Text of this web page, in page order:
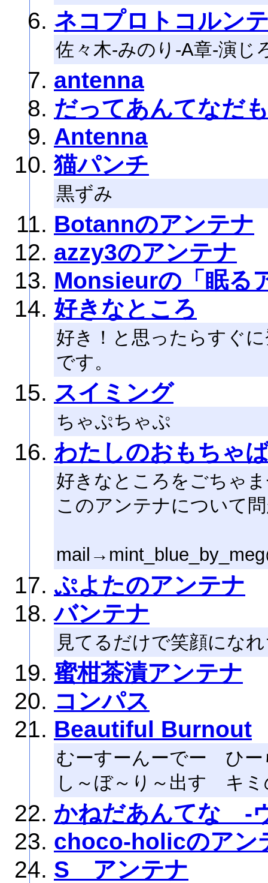
ネコプロトコルン
佐々木-みのり-A章-演じ
antenna
だってあんてなだ
Antenna
猫パンチ
黒ずみ
Botannのアンテナ
azzy3のアンテナ
Monsieurの「眠る
好きなところ
好き！と思ったらすぐ
です。
スイミング
ちゃぷちゃぷ
わたしのおもちゃ
好きなところをごちゃ
このアンテナについて
ぷよたのアンテナ
バンテナ
見てるだけで笑顔にな
蜜柑茶漬アンテナ
コンパス
Beautiful Burnout
むーすーんーでー ひー
し～ぼ～り～出す キミ
かねだあんてな -
choco-holicのアン
S アンテナ